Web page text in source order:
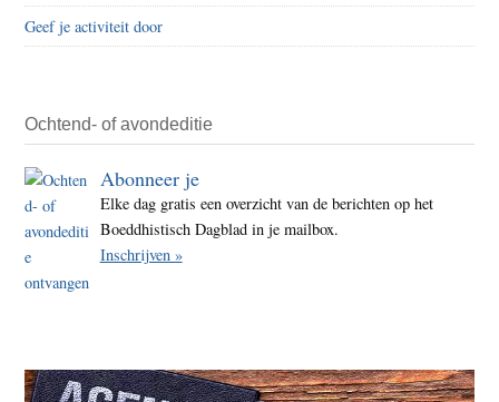
Geef je activiteit door
Ochtend- of avondeditie
Abonneer je
Elke dag gratis een overzicht van de berichten op het
Boeddhistisch Dagblad in je mailbox.
Inschrijven »